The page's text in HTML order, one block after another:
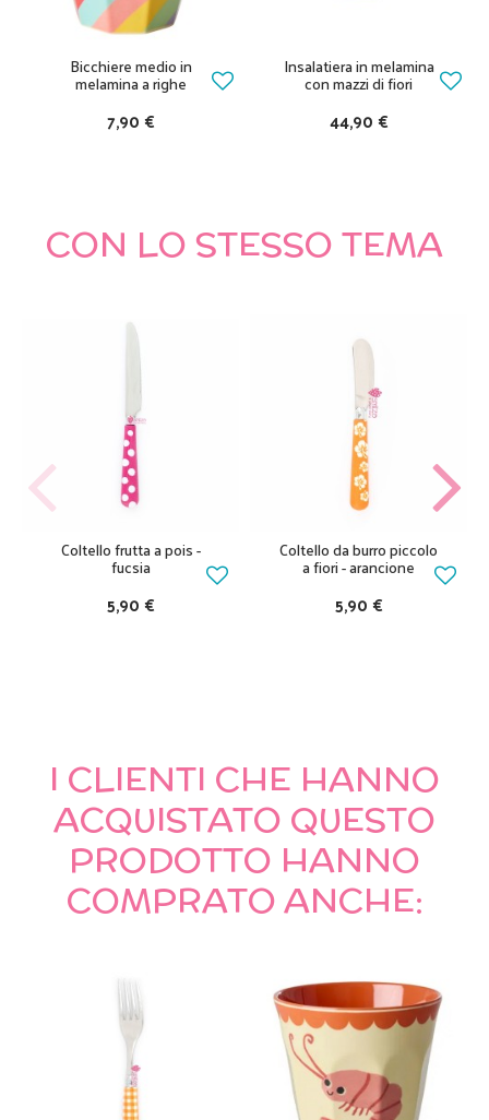
Bicchiere medio in
melamina a righe
7,90 €
Insalatiera in melamina
con mazzi di fiori
44,90 €
CON LO STESSO TEMA
Coltello frutta a pois -
fucsia
5,90 €
Coltello da burro piccolo
a fiori - arancione
5,90 €
I CLIENTI CHE HANNO
ACQUISTATO QUESTO
PRODOTTO HANNO
COMPRATO ANCHE: